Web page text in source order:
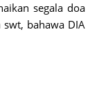
segala doa
bahawa DIA